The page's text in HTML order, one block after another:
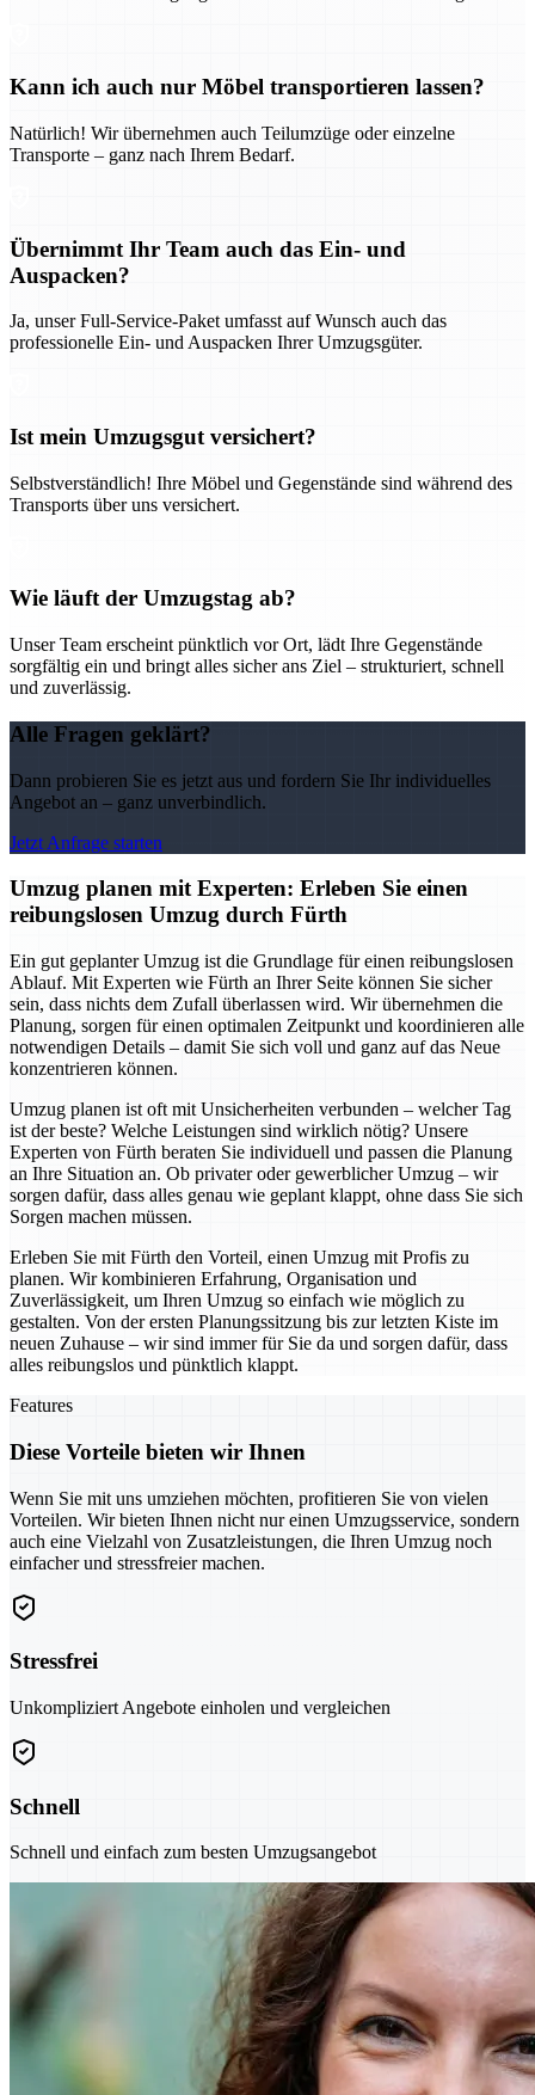
Kann ich auch nur Möbel transportieren lassen?
Natürlich! Wir übernehmen auch Teilumzüge oder einzelne
Transporte – ganz nach Ihrem Bedarf.
Übernimmt Ihr Team auch das Ein- und
Auspacken?
Ja, unser Full-Service-Paket umfasst auf Wunsch auch das
professionelle Ein- und Auspacken Ihrer Umzugsgüter.
Ist mein Umzugsgut versichert?
Selbstverständlich! Ihre Möbel und Gegenstände sind während des
Transports über uns versichert.
Wie läuft der Umzugstag ab?
Unser Team erscheint pünktlich vor Ort, lädt Ihre Gegenstände
sorgfältig ein und bringt alles sicher ans Ziel – strukturiert, schnell
und zuverlässig.
Alle Fragen geklärt?
Dann probieren Sie es jetzt aus und fordern Sie Ihr individuelles
Angebot an – ganz unverbindlich.
Jetzt Anfrage starten
Umzug planen mit Experten: Erleben Sie einen
reibungslosen Umzug durch Fürth
Ein gut geplanter Umzug ist die Grundlage für einen reibungslosen
Ablauf. Mit Experten wie Fürth an Ihrer Seite können Sie sicher
sein, dass nichts dem Zufall überlassen wird. Wir übernehmen die
Planung, sorgen für einen optimalen Zeitpunkt und koordinieren alle
notwendigen Details – damit Sie sich voll und ganz auf das Neue
konzentrieren können.
Umzug planen ist oft mit Unsicherheiten verbunden – welcher Tag
ist der beste? Welche Leistungen sind wirklich nötig? Unsere
Experten von Fürth beraten Sie individuell und passen die Planung
an Ihre Situation an. Ob privater oder gewerblicher Umzug – wir
sorgen dafür, dass alles genau wie geplant klappt, ohne dass Sie sich
Sorgen machen müssen.
Erleben Sie mit Fürth den Vorteil, einen Umzug mit Profis zu
planen. Wir kombinieren Erfahrung, Organisation und
Zuverlässigkeit, um Ihren Umzug so einfach wie möglich zu
gestalten. Von der ersten Planungssitzung bis zur letzten Kiste im
neuen Zuhause – wir sind immer für Sie da und sorgen dafür, dass
alles reibungslos und pünktlich klappt.
Features
Diese Vorteile bieten wir Ihnen
Wenn Sie mit uns umziehen möchten, profitieren Sie von vielen
Vorteilen. Wir bieten Ihnen nicht nur einen Umzugsservice, sondern
auch eine Vielzahl von Zusatzleistungen, die Ihren Umzug noch
einfacher und stressfreier machen.
Stressfrei
Unkompliziert Angebote einholen und vergleichen
Schnell
Schnell und einfach zum besten Umzugsangebot